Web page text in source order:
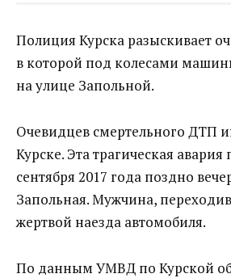
Полиция Курска разыскивает
в которой под колесами
на улице Запольной.
Очевидцев смертельного ДТП
Курске. Эта трагическая
сентября 2017 года поздно
Запольная. Мужчина,
жертвой наезда автомобиля.
По данным УМВД по Курской